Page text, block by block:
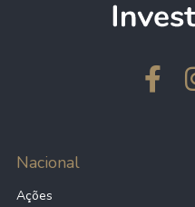
Nacional
Ações